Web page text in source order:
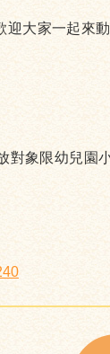
大家一起來動
象限幼兒